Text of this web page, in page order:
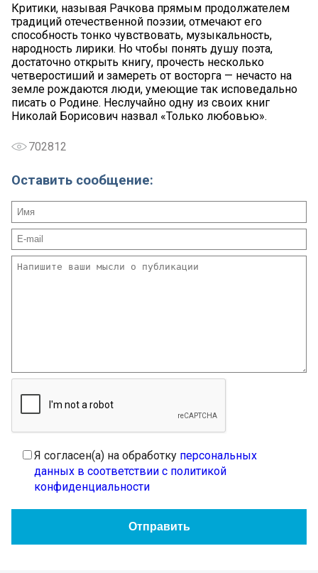
Критики, называя Рачкова прямым продолжателем
традиций отечественной поэзии, отмечают его
способность тонко чувствовать, музыкальность,
народность лирики. Но чтобы понять душу поэта,
достаточно открыть книгу, прочесть несколько
четверостиший и замереть от восторга — нечасто на
земле рождаются люди, умеющие так исповедально
писать о Родине. Неслучайно одну из своих книг
Николай Борисович назвал «Только любовью».
702812
Оставить сообщение:
Я согласен(а) на обработку персональных
данных в соответствии с политикой
конфиденциальности